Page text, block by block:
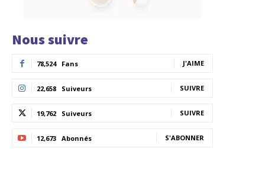
Nous suivre
78,524 Fans J'AIME
22,658 Suiveurs SUIVRE
19,762 Suiveurs SUIVRE
12,673 Abonnés S'ABONNER